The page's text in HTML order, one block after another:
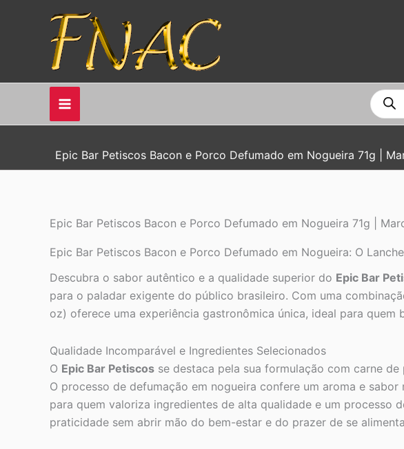
Epic Bar Petiscos Bacon e Porco Defumado em Nogueira 71g |
Epic Bar Petiscos Bacon e Porco Defumado em Nogueira 71g |
Epic Bar Petiscos Bacon e Porco Defumado em Nogueira: O
Descubra o sabor autêntico e a qualidade superior do Epic Bar
para o paladar exigente do público brasileiro. Com uma
oz) oferece uma experiência gastronômica única, ideal para
Qualidade Incomparável e Ingredientes Selecionados
O Epic Bar Petiscos se destaca pela sua formulação com carne
O processo de defumação em nogueira confere um aroma e
para quem valoriza ingredientes de alta qualidade e um processo
praticidade sem abrir mão do bem-estar e do prazer de se